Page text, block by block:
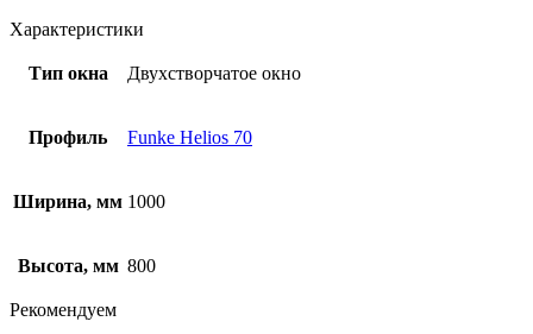
Характеристики
Тип окна Двухстворчатое окно
Профиль Funke Helios 70
Ширина, мм 1000
Высота, мм 800
Рекомендуем